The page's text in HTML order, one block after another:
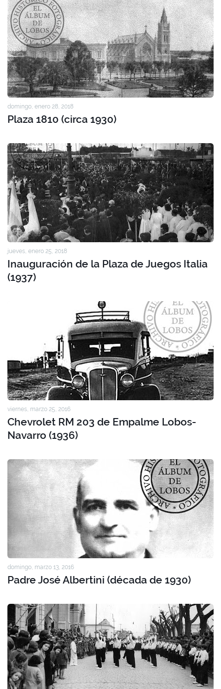
domingo, enero 28, 2018
Plaza 1810 (circa 1930)
jueves, enero 25, 2018
Inauguración de la Plaza de Juegos Italia
(1937)
viernes, marzo 25, 2016
Chevrolet RM 203 de Empalme Lobos-
Navarro (1936)
domingo, marzo 13, 2016
Padre José Albertini (década de 1930)